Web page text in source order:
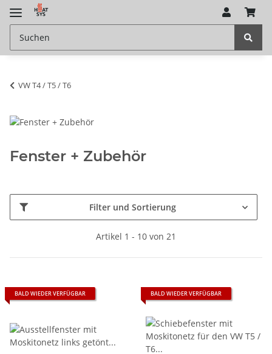
VW T4 / T5 / T6
Fenster + Zubehör
Filter und Sortierung
Artikel 1 - 10 von 21
BALD WIEDER VERFÜGBAR BALD WIEDER VERFÜGBAR